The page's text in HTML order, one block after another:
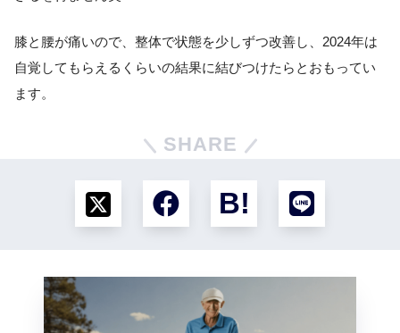
膝と腰が痛いので、整体で状態を少しずつ改善し、2024年は
自覚してもらえるくらいの結果に結びつけたらとおもってい
ます。
SHARE